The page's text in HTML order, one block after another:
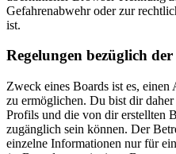
Gefahrenabwehr oder zur
ist.
Regelungen bezüglich
Zweck eines Boards ist es, einen
zu ermöglichen. Du bist dir
Profils und die von dir erstellten
zugänglich sein können. Der
einzelne Informationen nur für